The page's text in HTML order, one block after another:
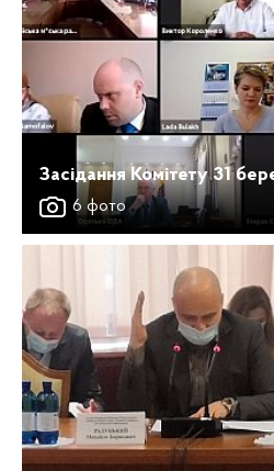
Засідання Комітету 31
6 фото